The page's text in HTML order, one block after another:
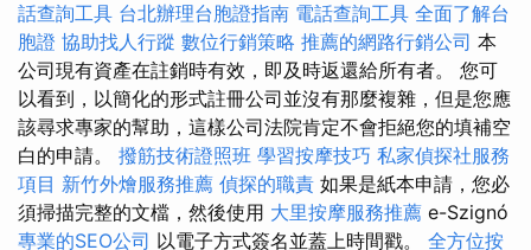
話查詢工具 台北辦理台胞證指南 電話查詢工具 全面了解台
胞證 協助找人行蹤 數位行銷策略 推薦的網路行銷公司 本
公司現有資產在註銷時有效，即及時返還給所有者。 您可
以看到，以簡化的形式註冊公司並沒有那麼複雜，但是您應
該尋求專家的幫助，這樣公司法院肯定不會拒絕您的填補空
白的申請。 撥筋技術證照班 學習按摩技巧 私家偵探社服務
項目 新竹外燴服務推薦 偵探的職責 如果是紙本申請，您必
須掃描完整的文檔，然後使用 大里按摩服務推薦 e-Szignó
專業的SEO公司 以電子方式簽名並蓋上時間戳。 全方位按